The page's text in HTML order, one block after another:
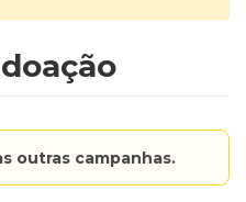
outras campanhas.